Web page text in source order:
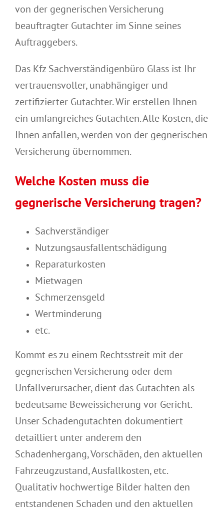
von der gegnerischen Versicherung
beauftragter Gutachter im Sinne seines
Auftraggebers.
Das Kfz Sachverständigenbüro Glass ist Ihr
vertrauensvoller, unabhängiger und
zertifizierter Gutachter. Wir erstellen Ihnen
ein umfangreiches Gutachten. Alle Kosten, die
Ihnen anfallen, werden von der gegnerischen
Versicherung übernommen.
Welche Kosten muss die
gegnerische Versicherung tragen?
Sachverständiger
Nutzungsausfallentschädigung
Reparaturkosten
Mietwagen
Schmerzensgeld
Wertminderung
etc.
Kommt es zu einem Rechtsstreit mit der
gegnerischen Versicherung oder dem
Unfallverursacher, dient das Gutachten als
bedeutsame Beweissicherung vor Gericht.
Unser Schadengutachten dokumentiert
detailliert unter anderem den
Schadenhergang, Vorschäden, den aktuellen
Fahrzeugzustand, Ausfallkosten, etc.
Qualitativ hochwertige Bilder halten den
entstandenen Schaden und den aktuellen